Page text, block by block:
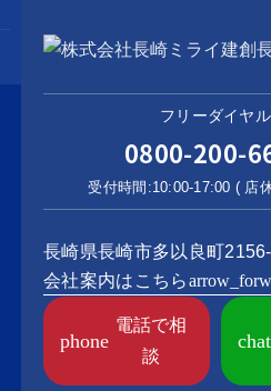
フリーダイヤル
0800-200-
受付時間:10:00-17:00 ( 店
長崎県長崎市多以良町
会社案内はこちら
phone
電話で相
談
chat